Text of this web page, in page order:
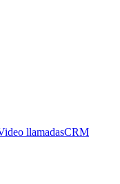
llamadasCRM